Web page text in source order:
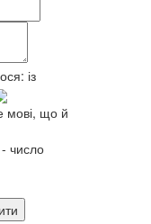
із
мові, що й
- число